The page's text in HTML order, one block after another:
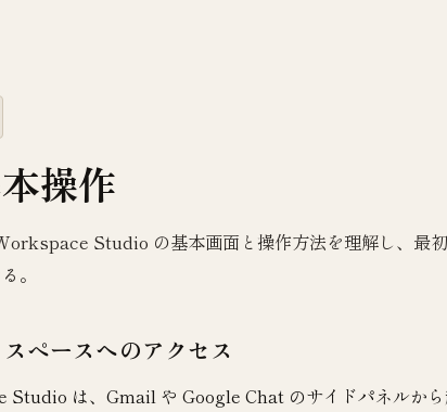
操作
Studio の基本画面と操作方法を理解し、最
。
ペースへのアクセス
Studio は、Gmail や Google Chat のサイドパネルか